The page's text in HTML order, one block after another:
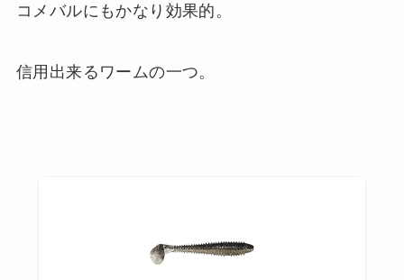
コメバルにもかなり効果的。
信用出来るワームの一つ。